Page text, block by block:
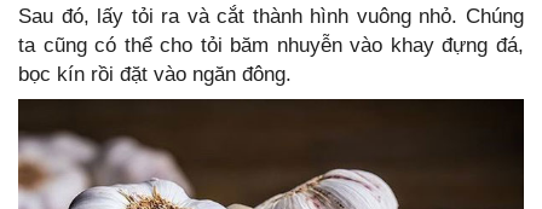
Sau đó, lấy tỏi ra và cắt thành hình vuông nhỏ. Chúng
ta cũng có thể cho tỏi băm nhuyễn vào khay đựng đá,
bọc kín rồi đặt vào ngăn đông.